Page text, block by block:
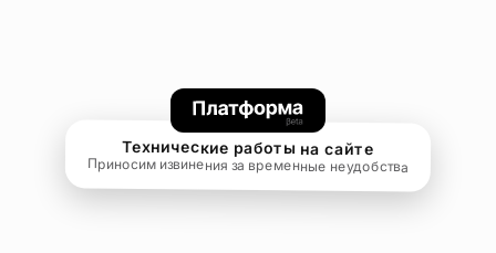
Технические работы на сайте
Приносим извинения за временные неудобства